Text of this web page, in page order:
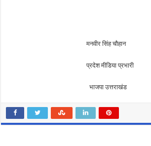
मनवीर सिंह चौहान
प्रदेश मीडिया प्रभारी
भाजपा उत्तराखंड